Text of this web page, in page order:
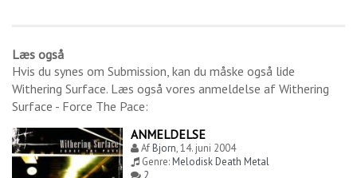
Læs også
Hvis du synes om Submission, kan du måske også lide
Withering Surface. Læs også vores anmeldelse af Withering
Surface - Force The Pace:
ANMELDELSE
AfBjorn,14. juni 2004
Genre:Melodisk Death Metal